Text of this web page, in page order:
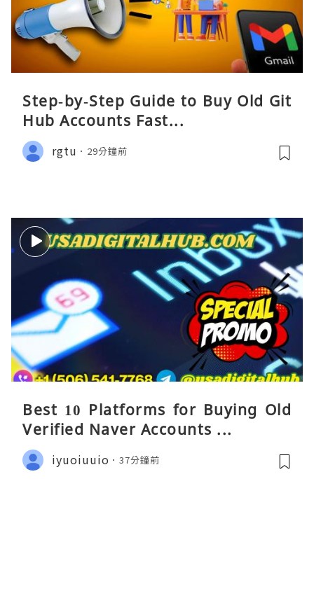
Step‑by‑Step Guide to Buy Old Git
Hub Accounts Fast...
rgtu 29分鐘前
Best 10 Platforms for Buying Old
Verified Naver Accounts ...
iyuoiuuio 37分鐘前